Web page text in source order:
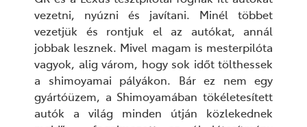
vezetni, nyúzni és javítani. Minél többet
vezetjük és rontjuk el az autókat, annál
jobbak lesznek. Mivel magam is mesterpilóta
vagyok, alig várom, hogy sok időt tölthessek
a shimoyamai pályákon. Bár ez nem egy
gyártóüzem, a Shimoyamában tökéletesített
autók a világ minden útján közlekednek